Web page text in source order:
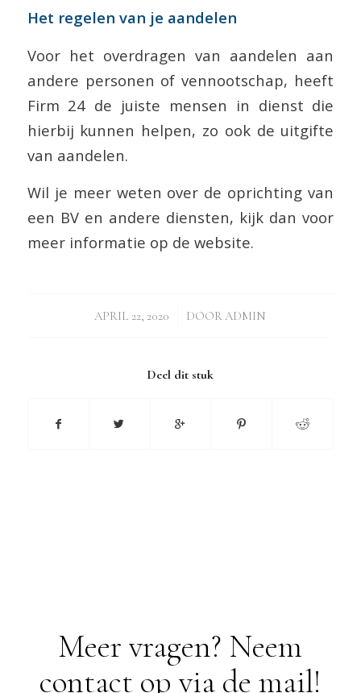
Het regelen van je aandelen
Voor het overdragen van aandelen aan
andere personen of vennootschap, heeft
Firm 24 de juiste mensen in dienst die
hierbij kunnen helpen, zo ook de uitgifte
van aandelen.
Wil je meer weten over de oprichting van
een BV en andere diensten, kijk dan voor
meer informatie op de website.
APRIL 22, 2020
/ DOORADMIN
Deel dit stuk
Meer vragen? Neem
contact op via de mail!